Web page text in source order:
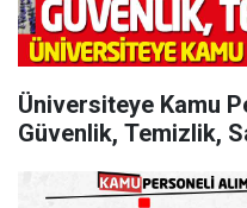
Üniversiteye Kamu
Güvenlik, Temizlik,